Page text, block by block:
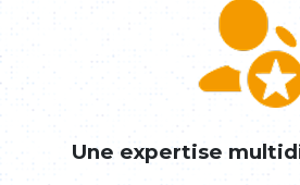
Une expertise